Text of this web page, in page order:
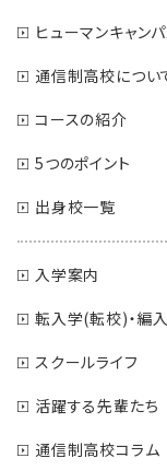
ヒューマンキャン
通信制高校につい
コースの紹介
5つのポイント
出身校一覧
入学案内
転入学(転校)・編
スクールライフ
活躍する先輩たち
通信制高校コラム